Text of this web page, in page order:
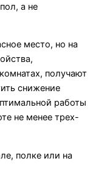
а не
место, но на
получают
снижение
работы
не менее трех-
полке или на